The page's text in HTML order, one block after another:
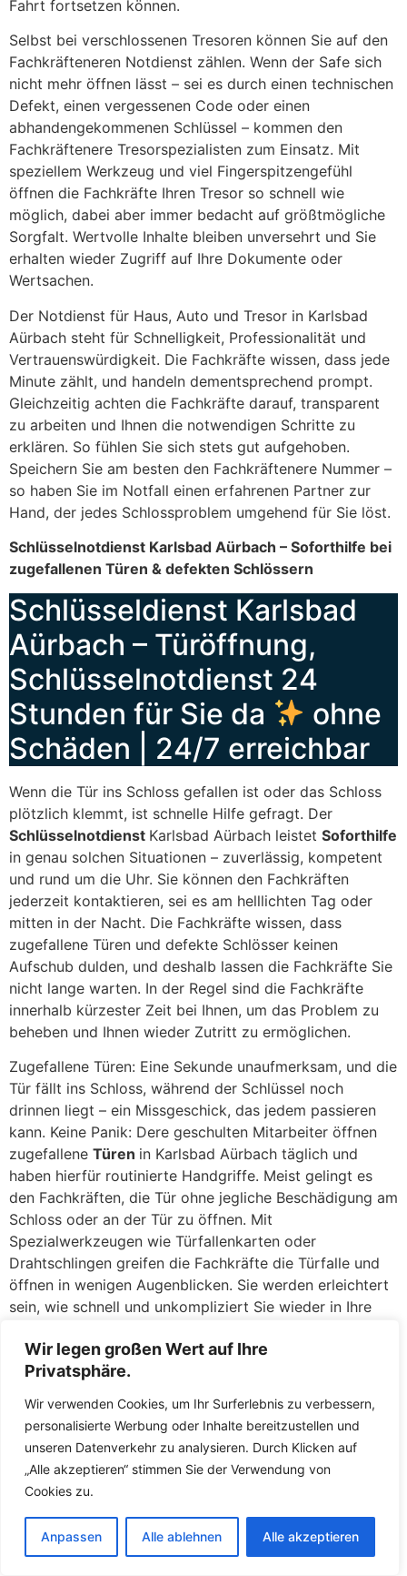
Wir legen großen Wert auf Ihre
Privatsphäre.
Wir verwenden Cookies, um Ihr Surferlebnis zu verbessern,
personalisierte Werbung oder Inhalte bereitzustellen und
unseren Datenverkehr zu analysieren. Durch Klicken auf
„Alle akzeptieren“ stimmen Sie der Verwendung von
Cookies zu.
Anpassen Alle ablehnen Alle akzeptieren
Fahrt fortsetzen können.
Selbst bei verschlossenen Tresoren können Sie auf den
Fachkräfteneren Notdienst zählen. Wenn der Safe sich
nicht mehr öffnen lässt – sei es durch einen technischen
Defekt, einen vergessenen Code oder einen
abhandengekommenen Schlüssel – kommen den
Fachkräftenere Tresorspezialisten zum Einsatz. Mit
speziellem Werkzeug und viel Fingerspitzengefühl
öffnen die Fachkräfte Ihren Tresor so schnell wie
möglich, dabei aber immer bedacht auf größtmögliche
Sorgfalt. Wertvolle Inhalte bleiben unversehrt und Sie
erhalten wieder Zugriff auf Ihre Dokumente oder
Wertsachen.
Der Notdienst für Haus, Auto und Tresor in Karlsbad
Aürbach steht für Schnelligkeit, Professionalität und
Vertrauenswürdigkeit. Die Fachkräfte wissen, dass jede
Minute zählt, und handeln dementsprechend prompt.
Gleichzeitig achten die Fachkräfte darauf, transparent
zu arbeiten und Ihnen die notwendigen Schritte zu
erklären. So fühlen Sie sich stets gut aufgehoben.
Speichern Sie am besten den Fachkräftenere Nummer –
so haben Sie im Notfall einen erfahrenen Partner zur
Hand, der jedes Schlossproblem umgehend für Sie löst.
Schlüsselnotdienst Karlsbad Aürbach – Soforthilfe bei
zugefallenen Türen & defekten Schlössern
Schlüsseldienst Karlsbad
Aürbach – Türöffnung,
Schlüsselnotdienst 24
Stunden für Sie da
ohne
Schäden | 24/7 erreichbar
Wenn die Tür ins Schloss gefallen ist oder das Schloss
plötzlich klemmt, ist schnelle Hilfe gefragt. Der
Schlüsselnotdienst Karlsbad Aürbach leistet Soforthilfe
in genau solchen Situationen – zuverlässig, kompetent
und rund um die Uhr. Sie können den Fachkräften
jederzeit kontaktieren, sei es am helllichten Tag oder
mitten in der Nacht. Die Fachkräfte wissen, dass
zugefallene Türen und defekte Schlösser keinen
Aufschub dulden, und deshalb lassen die Fachkräfte Sie
nicht lange warten. In der Regel sind die Fachkräfte
innerhalb kürzester Zeit bei Ihnen, um das Problem zu
beheben und Ihnen wieder Zutritt zu ermöglichen.
Zugefallene Türen: Eine Sekunde unaufmerksam, und die
Tür fällt ins Schloss, während der Schlüssel noch
drinnen liegt – ein Missgeschick, das jedem passieren
kann. Keine Panik: Dere geschulten Mitarbeiter öffnen
zugefallene Türen in Karlsbad Aürbach täglich und
haben hierfür routinierte Handgriffe. Meist gelingt es
den Fachkräften, die Tür ohne jegliche Beschädigung am
Schloss oder an der Tür zu öffnen. Mit
Spezialwerkzeugen wie Türfallenkarten oder
Drahtschlingen greifen die Fachkräfte die Türfalle und
öffnen in wenigen Augenblicken. Sie werden erleichtert
sein, wie schnell und unkompliziert Sie wieder in Ihre
Defekte Schlösser: Ein klemmendes oder gebrochenes
Schloss kann ebenso ärgerlich sein. Wenn der Schlüssel
sich nicht mehr drehen lässt, im Schloss abgebrochen
ist oder das Schloss nach einem versuchten Einbruch
beschädigt wurde, stehen die Fachkräfte Ihnen mit
fachkundiger Hilfe zur Seite. Zunächst versuchen die
Fachkräfte, das defekte Schloss zu reparieren oder den
abgebrochenen Schlüssel zu entfernen. Gelingt dies
nicht oder ist die Sicherheit nicht mehr gewährleistet,
tauschen die Fachkräfte das Schloss direkt vor Ort